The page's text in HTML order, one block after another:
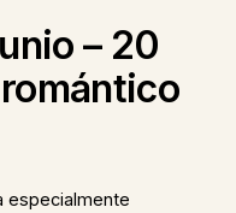
– 20
especialmente